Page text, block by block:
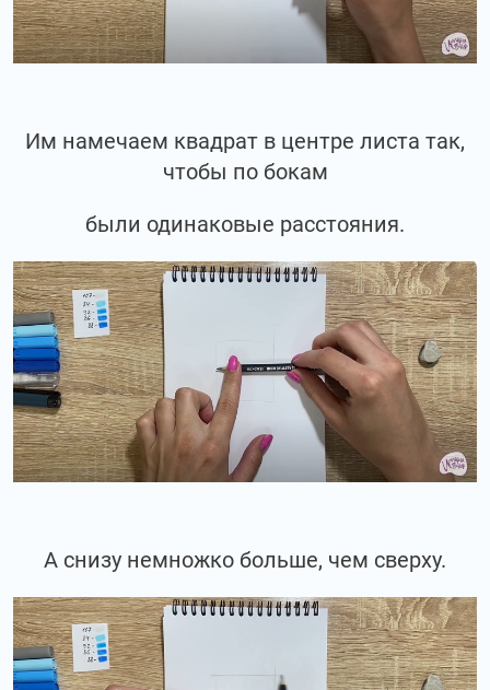
Им намечаем квадрат в центре листа так,
чтобы по бокам
были одинаковые расстояния.
А снизу немножко больше, чем сверху.